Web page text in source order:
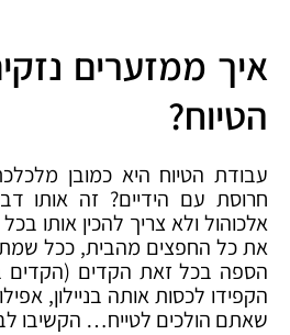
איך ממזערים
הטיוח?
עבודת הטיוח היא כמובן
חרוסת עם הידיים? זה אותו
אלכוהול ולא צריך להכין אותו
את כל החפצים מהבית, ככל
הספה בכל זאת הקדים (הקדים
הקפידו לכסות אותה בניילון,
שאתם הולכים לטייח… הקשיבו